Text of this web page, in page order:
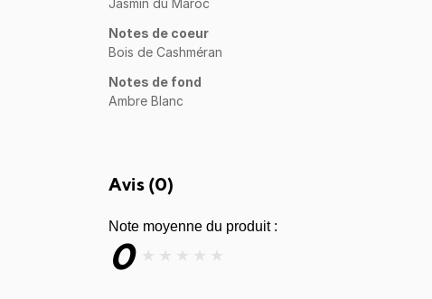
Jasmin du Maroc
Notes de coeur
Bois de Cashméran
Notes de fond
Ambre Blanc
Avis (0)
Note moyenne du produit :
0 ★ ★ ★ ★ ★